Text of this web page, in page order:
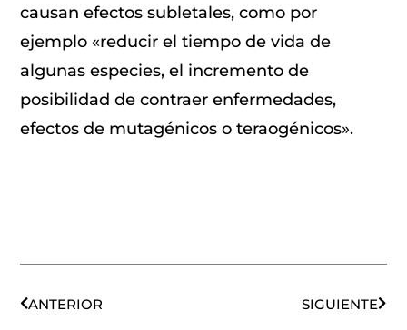
causan efectos subletales, como por
ejemplo «reducir el tiempo de vida de
algunas especies, el incremento de
posibilidad de contraer enfermedades,
efectos de mutagénicos o teraogénicos».
ANTERIOR
SIGUIENTE